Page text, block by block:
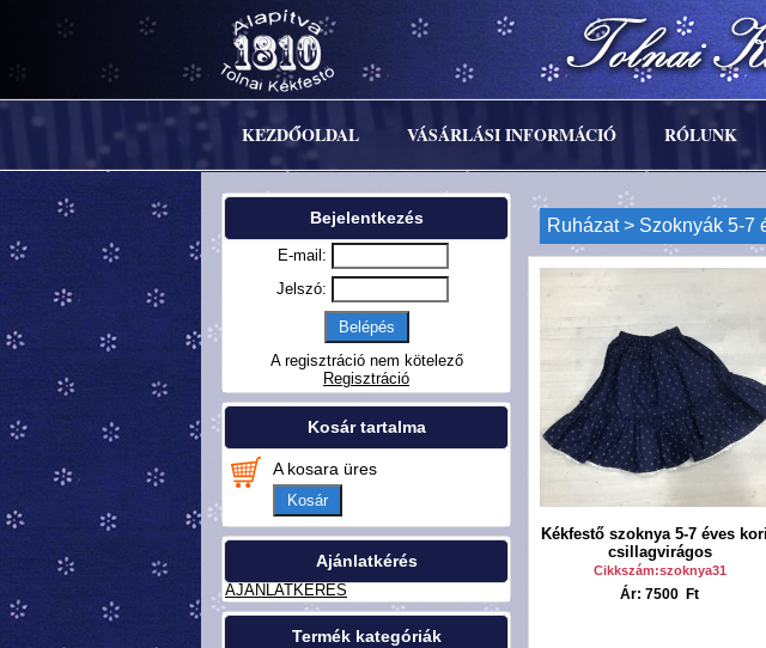
KEZDŐOLDAL VÁSÁRLÁSI INFORMÁCIÓ RÓLUNK
Bejelentkezés
E-mail:
Jelszó:
A regisztráció nem kötelező
Regisztráció
Kosár tartalma
A kosara üres
Kosár
Ajánlatkérés
AJÁNLATKÉRÉS
Termék kategóriák
Ruházat> Szoknyák 5-7
Kékfestő szoknya 5-7 éves
csillagvirágos
Cikkszám:szoknya31
Ár: 7500 Ft